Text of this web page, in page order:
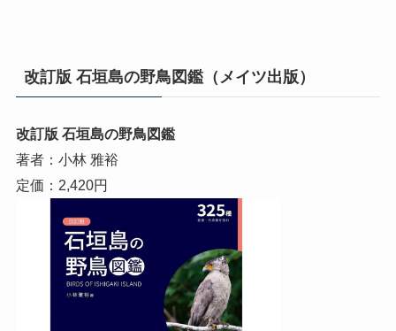
改訂版 石垣島の野鳥図鑑（メイツ出版）
改訂版 石垣島の野鳥図鑑
著者：小林 雅裕
定価：2,420円